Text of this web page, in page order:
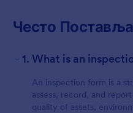
Често
- 1. What is an
An inspection form is a
assess, record, and
quality of assets,